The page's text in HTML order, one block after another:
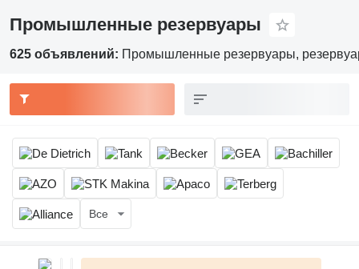
Промышленные резервуары
625 объявлений: Промышленные резервуары,
Все